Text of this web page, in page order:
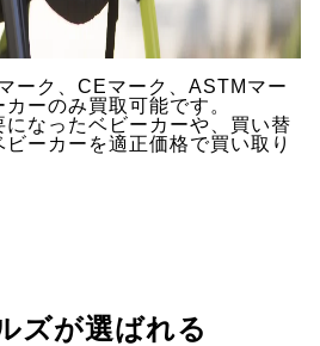
ーク、CEマーク、ASTMマー
ーのみ買取可能です。
なったベビーカーや、買い替
ーカーを適正価格で買い取り
ズが選ばれる